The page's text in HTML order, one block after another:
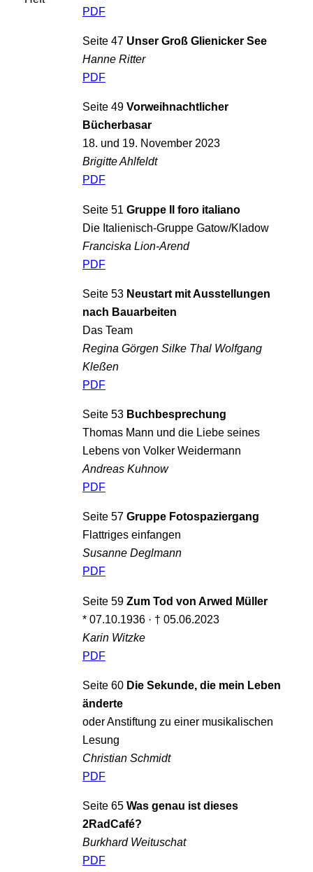
PDF
Seite 47 Unser Groß Glienicker See
Hanne Ritter
PDF
Seite 49 Vorweihnachtlicher
Bücherbasar
18. und 19. November 2023
Brigitte Ahlfeldt
PDF
Seite 51 Gruppe Il foro italiano
Die Italienisch-Gruppe Gatow/Kladow
Franciska Lion-Arend
PDF
Seite 53 Neustart mit Ausstellungen
nach Bauarbeiten
Das Team
Regina Görgen Silke Thal Wolfgang
Kleßen
PDF
Seite 53 Buchbesprechung
Thomas Mann und die Liebe seines
Lebens von Volker Weidermann
Andreas Kuhnow
PDF
Seite 57 Gruppe Fotospaziergang
Flattriges einfangen
Susanne Deglmann
PDF
Seite 59 Zum Tod von Arwed Müller
* 07.10.1936 · † 05.06.2023
Karin Witzke
PDF
Seite 60 Die Sekunde, die mein Leben
änderte
oder Anstiftung zu einer musikalischen
Lesung
Christian Schmidt
PDF
Seite 65 Was genau ist dieses
2RadCafé?
Burkhard Weituschat
PDF